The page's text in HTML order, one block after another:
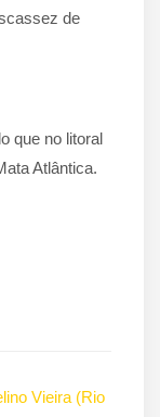
de
que no litoral
Atlântica.